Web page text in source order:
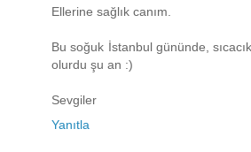
Ellerine sağlık canım.
Bu soğuk İstanbul gününde,
olurdu şu an :)
Sevgiler
Yanıtla